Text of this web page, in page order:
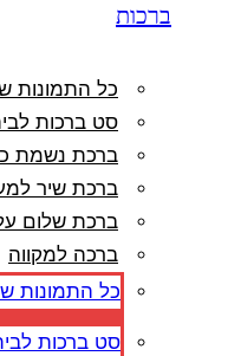
ברכות
כל התמונות
סט ברכות
ברכת נשמת
ברכת שיר
ברכת שלום
ברכה למקווה
כל התמונות
סט ברכות